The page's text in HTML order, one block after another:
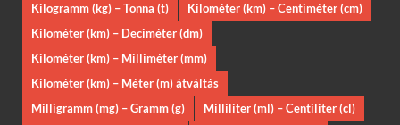
Kilogramm (kg) – Tonna (t)
Kilométer (km) – Centiméter (cm)
Kilométer (km) – Deciméter (dm)
Kilométer (km) – Milliméter (mm)
Kilométer (km) – Méter (m) átváltás
Milligramm (mg) – Gramm (g)
Milliliter (ml) – Centiliter (cl)